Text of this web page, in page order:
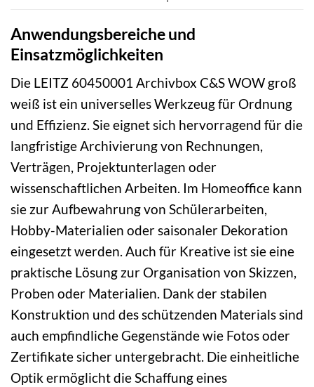
Anwendungsbereiche und
Einsatzmöglichkeiten
Die LEITZ 60450001 Archivbox C&S WOW groß
weiß ist ein universelles Werkzeug für Ordnung
und Effizienz. Sie eignet sich hervorragend für die
langfristige Archivierung von Rechnungen,
Verträgen, Projektunterlagen oder
wissenschaftlichen Arbeiten. Im Homeoffice kann
sie zur Aufbewahrung von Schülerarbeiten,
Hobby-Materialien oder saisonaler Dekoration
eingesetzt werden. Auch für Kreative ist sie eine
praktische Lösung zur Organisation von Skizzen,
Proben oder Materialien. Dank der stabilen
Konstruktion und des schützenden Materials sind
auch empfindliche Gegenstände wie Fotos oder
Zertifikate sicher untergebracht. Die einheitliche
Optik ermöglicht die Schaffung eines